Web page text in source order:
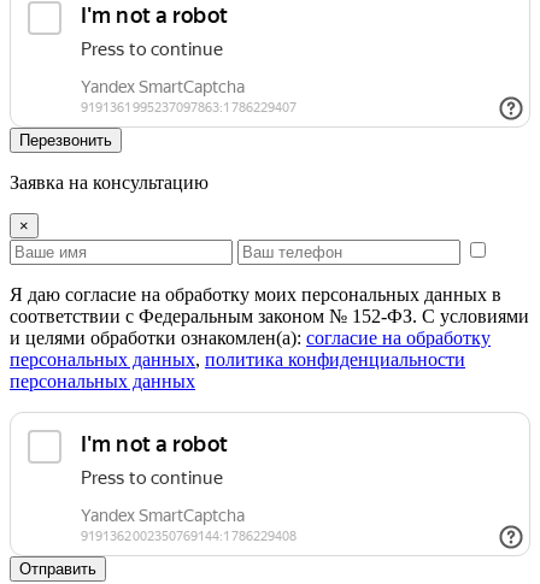
Перезвонить
Заявка на консультацию
×
Я даю согласие на обработку моих персональных данных в
соответствии с Федеральным законом № 152-ФЗ. С условиями
и целями обработки ознакомлен(а): cогласие на обработку
персональных данных, политика конфиденциальности
персональных данных
Отправить